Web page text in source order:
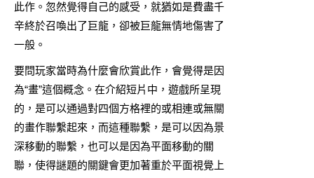
此作。忽然覺得自己的感受，就猶如是費盡千
辛終於召喚出了巨龍，卻被巨龍無情地傷害了
一般。
要問玩家當時為什麼會欣賞此作，會覺得是因
為“畫”這個概念。在介紹短片中，遊戲所呈現
的，是可以通過對四個方格裡的或相連或無關
的畫作聯繫起來，而這種聯繫，是可以因為景
深移動的聯繫，也可以是因為平面移動的關
聯，使得謎題的關鍵會更加著重於平面視覺上